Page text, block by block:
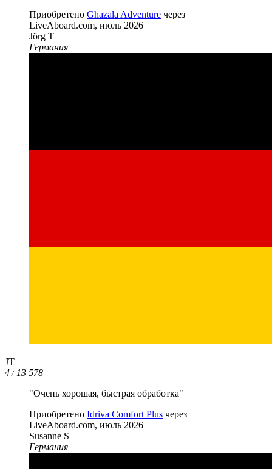
Приобретено Ghazala Adventure через
LiveAboard.com, июль 2026
Jörg T
Германия
JT
4/13 578
"Очень хорошая, быстрая обработка"
Приобретено Idriva Comfort Plus через
LiveAboard.com, июль 2026
Susanne S
Германия